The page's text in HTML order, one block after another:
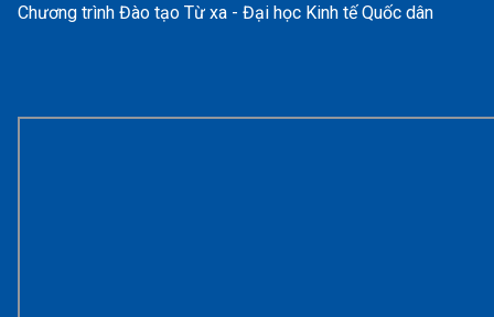
Chương trình Đào tạo Từ xa - Đại học Kinh tế Quốc dân